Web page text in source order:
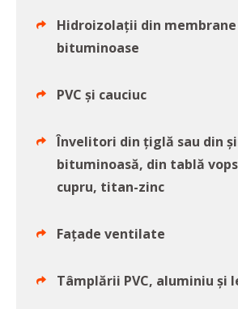
Hidroizolații din membrane
bituminoase
PVC și cauciuc
Învelitori din țiglă sau din
bituminoasă, din tablă
cupru, titan-zinc
Fațade ventilate
Tâmplării PVC, aluminiu și